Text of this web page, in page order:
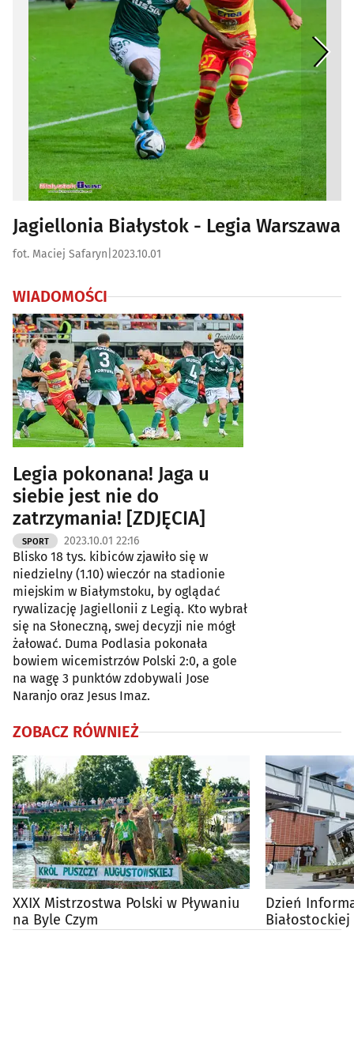
Jagiellonia Białystok - Legia Warszawa
fot. Maciej Safaryn 2023.10.01
WIADOMOŚCI
Legia pokonana! Jaga u
siebie jest nie do
zatrzymania! [ZDJĘCIA]
SPORT 2023.10.01 22:16
Blisko 18 tys. kibiców zjawiło się w
niedzielny (1.10) wieczór na stadionie
miejskim w Białymstoku, by oglądać
rywalizację Jagiellonii z Legią. Kto wybrał
się na Słoneczną, swej decyzji nie mógł
żałować. Duma Podlasia pokonała
bowiem wicemistrzów Polski 2:0, a gole
na wagę 3 punktów zdobywali Jose
Naranjo oraz Jesus Imaz.
ZOBACZ RÓWNIEŻ
XXIX Mistrzostwa Polski w Pływaniu
na Byle Czym
Dzień
Białostockiej